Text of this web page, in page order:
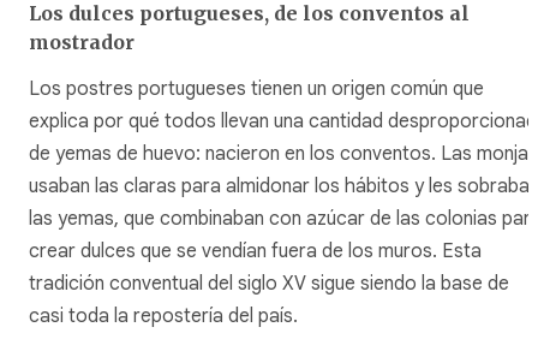
Los dulces portugueses, de los conventos al
mostrador
Los postres portugueses tienen un origen común que
explica por qué todos llevan una cantidad
de yemas de huevo: nacieron en los conventos. Las monjas
usaban las claras para almidonar los hábitos y les sobraban
las yemas, que combinaban con azúcar de las colonias
crear dulces que se vendían fuera de los muros. Esta
tradición conventual del siglo XV sigue siendo la base de
casi toda la repostería del país.